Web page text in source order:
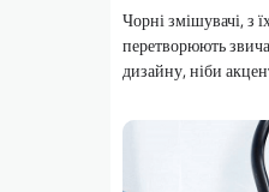
Чорні змішувачі, з
перетворюють
дизайну, ніби